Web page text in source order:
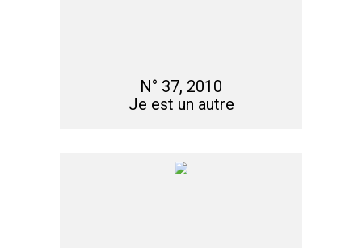
N° 37, 2010
Je est un autre